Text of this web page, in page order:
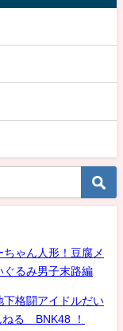
ゃん人形！豆腐メ
ぐるみ男子末路編
格闘アイドルだい
る BNK48 ！